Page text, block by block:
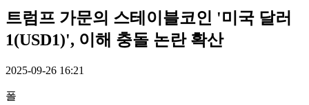
트럼프 가문의 스테이블코인 '미국 달러
1(USD1)', 이해 충돌 논란 확산
2025-09-26 16:21
폴